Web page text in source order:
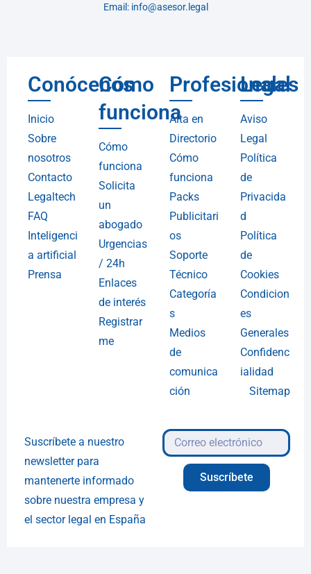
Email: info@asesor.legal
Conócenos
Inicio
Sobre
nosotros
Contacto
Legaltech
FAQ
Inteligenci
a artificial
Prensa
Cómo
funciona
Cómo
funciona
Solicita
un
abogado
Urgencias
/ 24h
Enlaces
de interés
Registrar
me
Profesionales
Alta en
Directorio
Cómo
funciona
Packs
Publicitari
os
Soporte
Técnico
Categoría
s
Medios
de
comunica
ción
Legal
Aviso
Legal
Política
de
Privacida
d
Política
de
Cookies
Condicion
es
Generales
Confidenc
ialidad
Sitemap
Suscríbete a nuestro
newsletter para
mantenerte informado
sobre nuestra empresa y
el sector legal en España
Suscríbete